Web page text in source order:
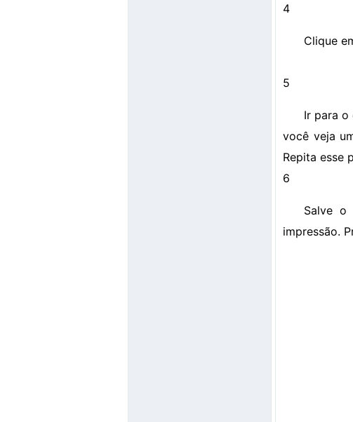
4
Clique
5
Ir para
você veja
Repita esse
6
Salve o
impressão.